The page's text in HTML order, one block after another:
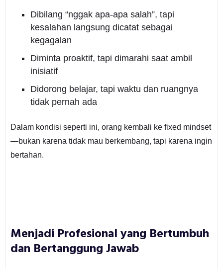
Dibilang “nggak apa-apa salah”, tapi
kesalahan langsung dicatat sebagai
kegagalan
Diminta proaktif, tapi dimarahi saat ambil
inisiatif
Didorong belajar, tapi waktu dan ruangnya
tidak pernah ada
Dalam kondisi seperti ini, orang kembali ke fixed mindset
—bukan karena tidak mau berkembang, tapi karena ingin
bertahan.
Menjadi Profesional yang Bertumbuh
dan Bertanggung Jawab